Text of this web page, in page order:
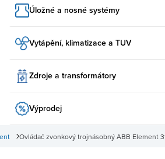
Úložné a nosné systémy
Vytápění, klimatizace a TUV
Zdroje a transformátory
Výprodej
Ovládač zvonkový trojnásobný ABB Element